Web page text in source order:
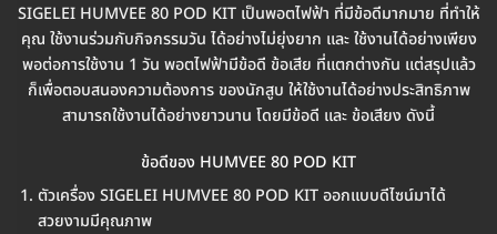
SIGELEI HUMVEE 80 POD KIT เป็นพอตไฟฟ้า ที่มีข้อดีมากมาย ที่ทำให้
คุณ ใช้งานร่วมกับกิจกรรมวัน ได้อย่างไม่ยุ่งยาก และ ใช้งานได้อย่างเพียง
พอต่อการใช้งาน 1 วัน พอตไฟฟ้ามีข้อดี ข้อเสีย ที่แตกต่างกัน แต่สรุปแล้ว
ก็เพื่อตอบสนองความต้องการ ของนักสูบ ให้ใช้งานได้อย่างประสิทธิภาพ
สามารถใช้งานได้อย่างยาวนาน โดยมีข้อดี และ ข้อเสียง ดังนี้
ข้อดีของ HUMVEE 80 POD KIT
ตัวเครื่อง SIGELEI HUMVEE 80 POD KIT ออกแบบดีไซน์มาได้
สวยงามมีคุณภาพ